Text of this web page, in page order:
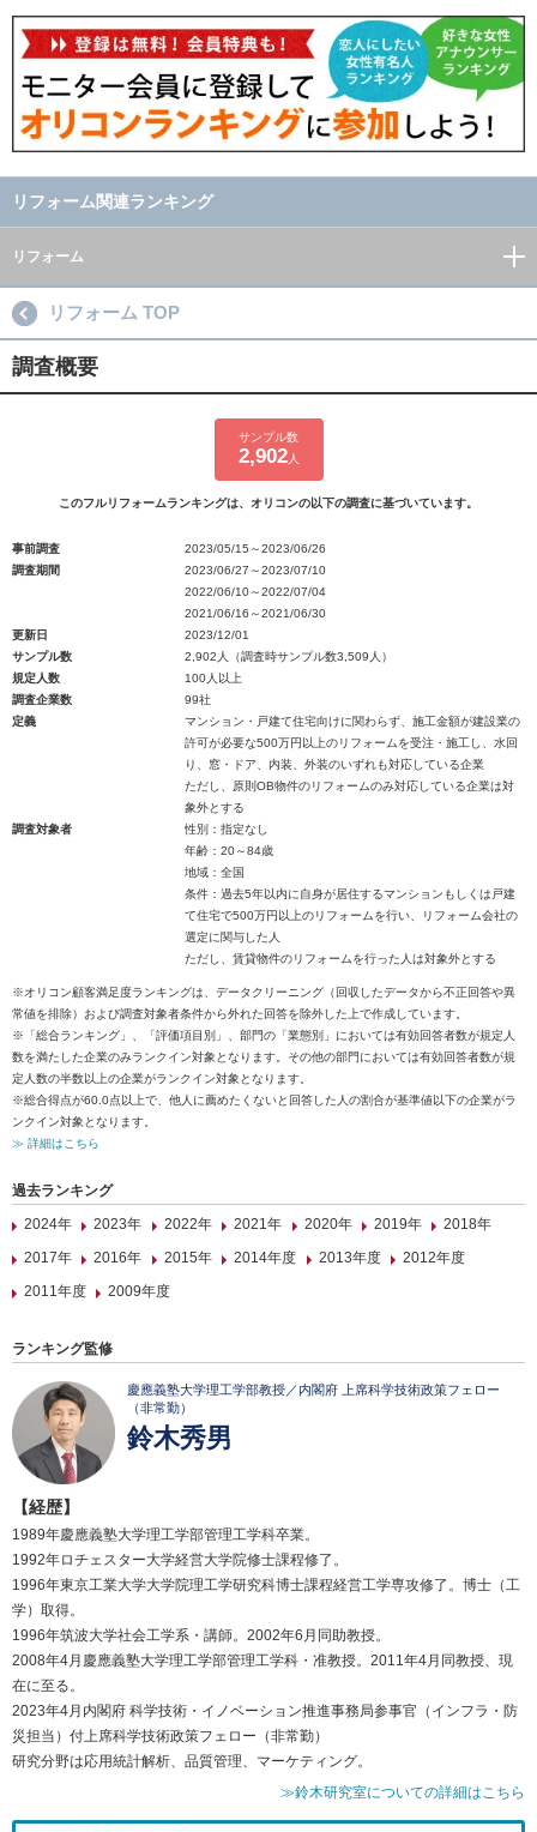
リフォーム関連ランキング
リフォーム
リフォーム TOP
調査概要
サンプル数
2,902人
このフルリフォームランキングは、オリコンの以下の調査に基づいています。
事前調査
2023/05/15～2023/06/26
調査期間
2023/06/27～2023/07/10
2022/06/10～2022/07/04
2021/06/16～2021/06/30
更新日
2023/12/01
サンプル数
2,902人（調査時サンプル数3,509人）
規定人数
100人以上
調査企業数
99社
定義
マンション・戸建て住宅向けに関わらず、施工金額が建設業の
許可が必要な500万円以上のリフォームを受注・施工し、水回
り、窓・ドア、内装、外装のいずれも対応している企業
ただし、原則OB物件のリフォームのみ対応している企業は対
象外とする
調査対象者
性別：指定なし
年齢：20～84歳
地域：全国
条件：過去5年以内に自身が居住するマンションもしくは戸建
て住宅で500万円以上のリフォームを行い、リフォーム会社の
選定に関与した人
ただし、賃貸物件のリフォームを行った人は対象外とする
※オリコン顧客満足度ランキングは、データクリーニング（回収したデータから不正回答や異
常値を排除）および調査対象者条件から外れた回答を除外した上で作成しています。
※「総合ランキング」、「評価項目別」、部門の「業態別」においては有効回答者数が規定人
数を満たした企業のみランクイン対象となります。その他の部門においては有効回答者数が規
定人数の半数以上の企業がランクイン対象となります。
※総合得点が60.0点以上で、他人に薦めたくないと回答した人の割合が基準値以下の企業がラ
ンクイン対象となります。
≫ 詳細はこちら
過去ランキング
2024年
2023年 2022年 2021年 2020年 2019年
2018年
2017年
2016年 2015年 2014年度 2013年度
2012年度
2011年度
2009年度
ランキング監修
慶應義塾大学理工学部教授／内閣府 上席科学技術政策フェロー
（非常勤）
鈴木秀男
【経歴】
1989年慶應義塾大学理工学部管理工学科卒業。
1992年ロチェスター大学経営大学院修士課程修了。
1996年東京工業大学大学院理工学研究科博士課程経営工学専攻修了。博士（工
学）取得。
1996年筑波大学社会工学系・講師。2002年6月同助教授。
2008年4月慶應義塾大学理工学部管理工学科・准教授。2011年4月同教授、現
在に至る。
2023年4月内閣府 科学技術・イノベーション推進事務局参事官（インフラ・防
災担当）付上席科学技術政策フェロー（非常勤）
研究分野は応用統計解析、品質管理、マーケティング。
≫鈴木研究室についての詳細はこちら